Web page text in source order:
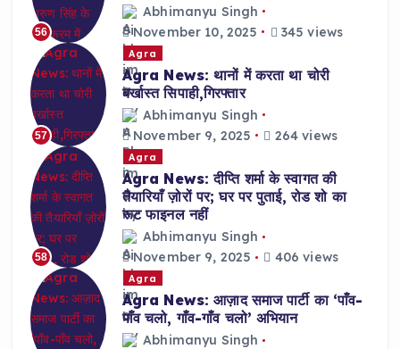
56
Abhimanyu Singh
November 10, 2025
345 views
57
Agra
Agra News: थानों में करता था चोरी
बर्खास्त सिपाही,गिरफ्तार
Abhimanyu Singh
November 9, 2025
264 views
58
Agra
Agra News: दीप्ति शर्मा के स्वागत की
तैयारियाँ ज़ोरों पर; घर पर पुताई, रोड शो का
रूट फाइनल नहीं
Abhimanyu Singh
November 9, 2025
406 views
Agra
Agra News: आज़ाद समाज पार्टी का ‘पाँव-
पाँव चलो, गाँव-गाँव चलो’ अभियान
Abhimanyu Singh